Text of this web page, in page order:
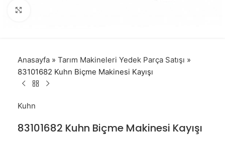
Anasayfa » Tarım Makineleri Yedek Parça Satışı »
83101682 Kuhn Biçme Makinesi Kayışı
Kuhn
83101682 Kuhn Biçme Makinesi Kayışı